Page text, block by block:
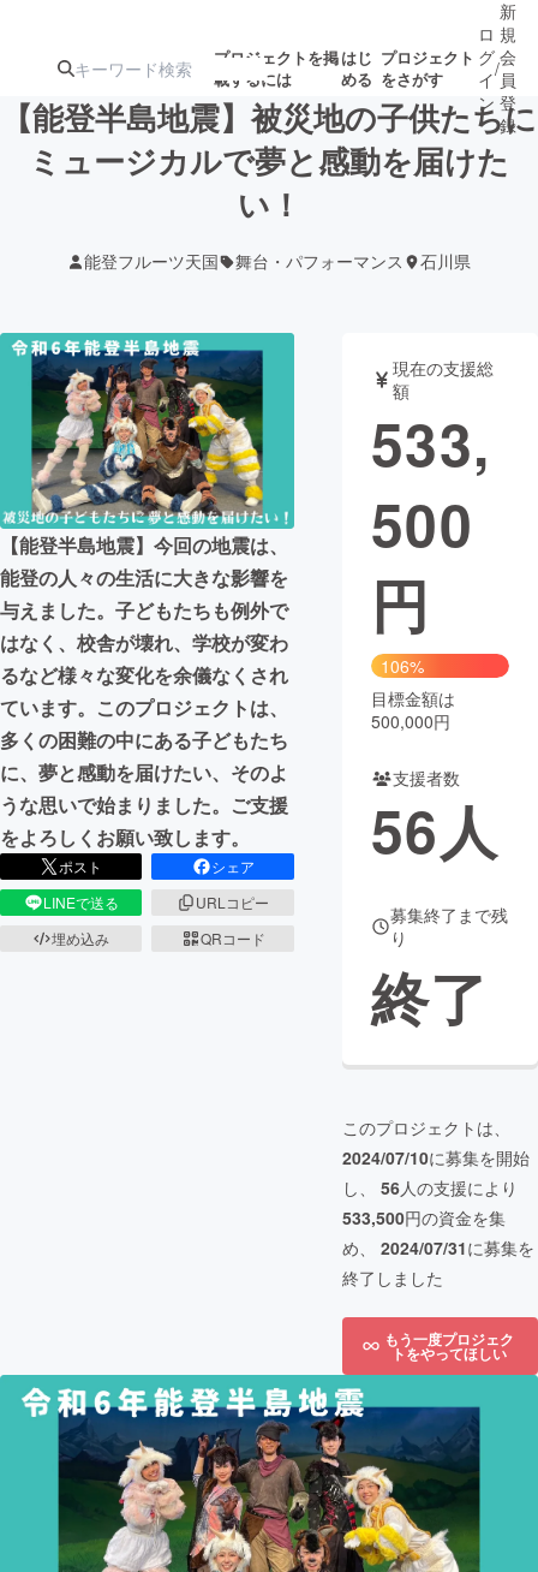
プロジェクトを掲
載するには
はじ
める
プロジェクト
をさがす
注目の新着プロ
テクノロジー・ガジェット
映像・映画 書籍・雑誌
ビジネス・起業 チャレンジ
まちづくり・地域活性化
CAMPFIRE for Social Good
CAMPFIRE Creation
CAMPFIREふるさと納税
コミュニティ
ロ
グ
イ
ン
/
新
規
会
員
登
録
【能登半島地震】被災地の子供たちに
ミュージカルで夢と感動を届けた
い！
能登フルーツ天国 舞台・パフォーマンス 石川県
【能登半島地震】今回の地震は、
能登の人々の生活に大きな影響を
与えました。子どもたちも例外で
はなく、校舎が壊れ、学校が変わ
るなど様々な変化を余儀なくされ
ています。このプロジェクトは、
多くの困難の中にある子どもたち
に、夢と感動を届けたい、そのよ
うな思いで始まりました。ご支援
をよろしくお願い致します。
ポスト
シェア
LINEで送る
URLコピー
埋め込み
QRコード
現在の支援総
額
533,
500
円
106%
目標金額は
500,000円
支援者数
56人
募集終了まで残
り
終了
このプロジェクトは、
2024/07/10に募集を開始
し、 56人の支援により
533,500円の資金を集
め、 2024/07/31に募集を
終了しました
もう一度プロジェク
トをやってほしい